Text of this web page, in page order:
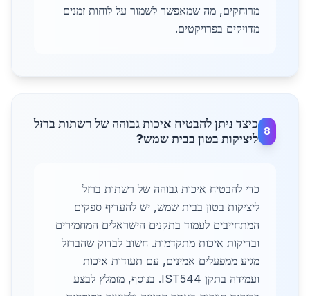
מרוחקים, מה שמאפשר לשמור על לוחות זמנים
מדויקים בפרויקטים.
8
כיצד ניתן להבטיח איכות גבוהה של רשתות ברזל
ליציקות בטון בבית שמש?
כדי להבטיח איכות גבוהה של רשתות ברזל
ליציקות בטון בבית שמש, יש להעדיף ספקים
המתחייבים לעמוד בתקנים הישראלים המחמירים
ובדיקות איכות מתקדמות. חשוב לבדוק שהברזל
מגיע ממפעלים אמינים, עם תעודות איכות
ועמידה בתקן IST544. בנוסף, מומלץ לבצע